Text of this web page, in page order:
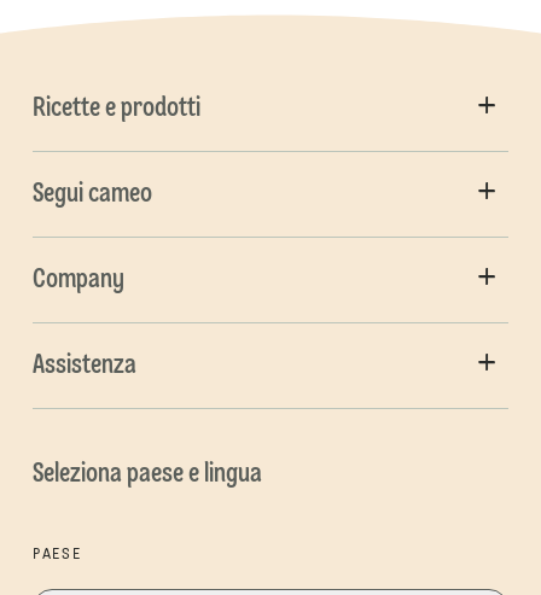
Ricette e prodotti
Segui cameo
Company
Assistenza
Seleziona paese e lingua
PAESE